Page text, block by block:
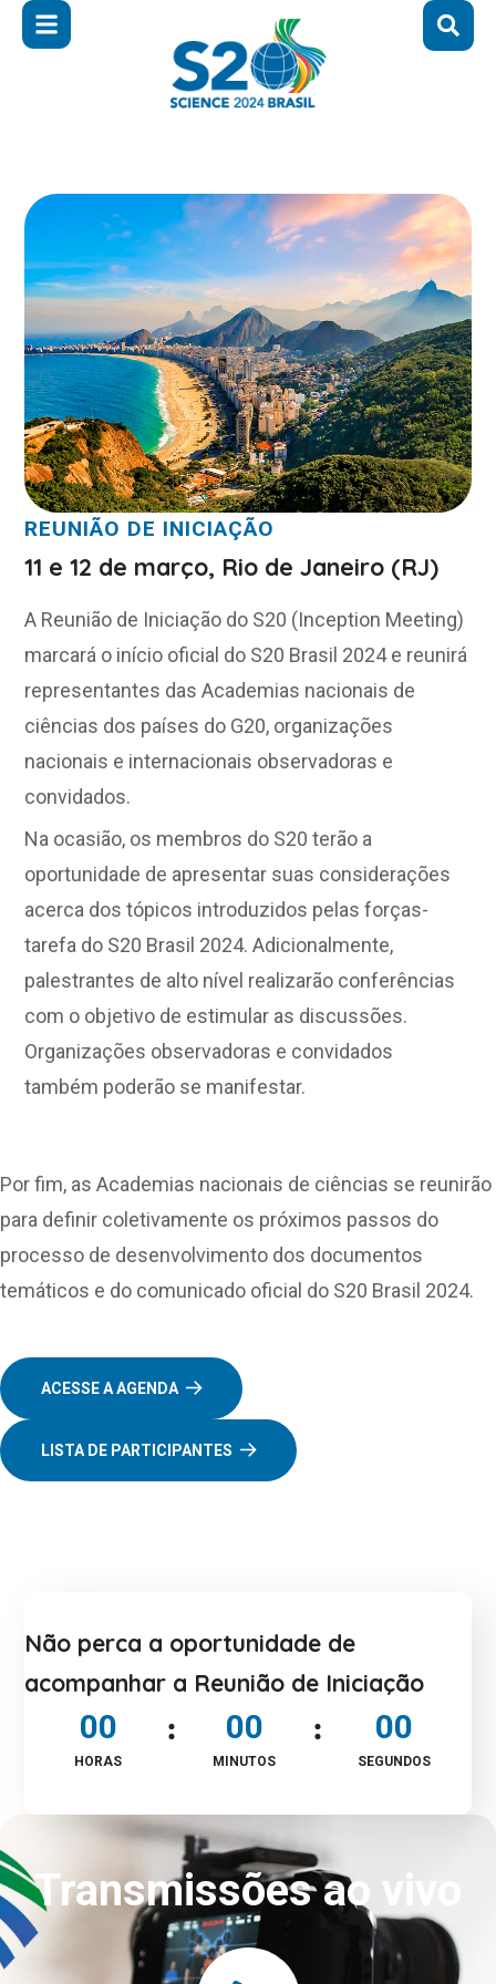
REUNIÃO DE INICIAÇÃO
11 e 12 de março, Rio de Janeiro (RJ)
A Reunião de Iniciação do S20 (Inception Meeting)
marcará o início oficial do S20 Brasil 2024 e reunirá
representantes das Academias nacionais de
ciências dos países do G20, organizações
nacionais e internacionais observadoras e
convidados.
Na ocasião, os membros do S20 terão a
oportunidade de apresentar suas considerações
acerca dos tópicos introduzidos pelas forças-
tarefa do S20 Brasil 2024. Adicionalmente,
palestrantes de alto nível realizarão conferências
com o objetivo de estimular as discussões.
Organizações observadoras e convidados
também poderão se manifestar.
Por fim, as Academias nacionais de ciências se reunirão
para definir coletivamente os próximos passos do
processo de desenvolvimento dos documentos
temáticos e do comunicado oficial do S20 Brasil 2024.
ACESSE A AGENDA
LISTA DE PARTICIPANTES
Não perca a oportunidade de
acompanhar a Reunião de Iniciação
00
HORAS
00
MINUTOS
00
SEGUNDOS
Transmissões ao vivo